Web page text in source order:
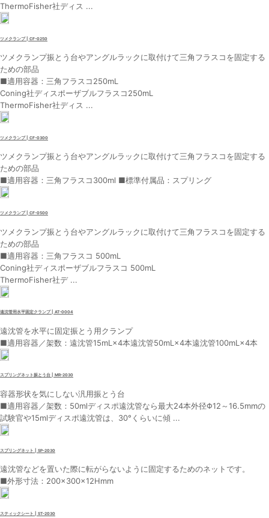
ThermoFisher社ディス ...
ツメクランプ | CF-0250
ツメクランプ振とう台やアングルラックに取付けて三角フラスコを固定する
ための部品
■適用容器：三角フラスコ250mL
Coning社ディスポーザブルフラスコ250mL
ThermoFisher社ディス ...
ツメクランプ | CF-0300
ツメクランプ振とう台やアングルラックに取付けて三角フラスコを固定する
ための部品
■適用容器：三角フラスコ300ml ■標準付属品：スプリング
ツメクランプ | CF-0500
ツメクランプ振とう台やアングルラックに取付けて三角フラスコを固定する
ための部品
■適用容器：三角フラスコ 500mL
Coning社ディスポーザブルフラスコ 500mL
ThermoFisher社デ ...
遠沈管用水平固定クランプ | AT-0004
遠沈管を水平に固定振とう用クランプ
■適用容器／架数：遠沈管15mL×4本遠沈管50mL×4本遠沈管100mL×4本
スプリングネット振とう台 | MR-2030
容器形状を気にしない汎用振とう台
■適用容器／架数：50mlディスポ遠沈管なら最大24本外径Φ12～16.5mmの
試験官や15mlディスポ遠沈管は、30°くらいに傾 ...
スプリングネット | SP-2030
遠沈管などを置いた際に転がらないように固定するためのネットです。
■外形寸法：200×300×12Hmm
スティックシート | ST-2030